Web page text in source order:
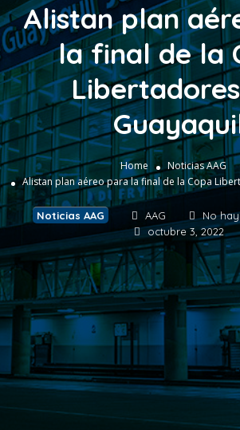
Alistan plan
la final de la
Home
Noticias AAG
Alistan plan aéreo para la final de la Copa
Noticias AAG AAG
No
octubre 3, 2022